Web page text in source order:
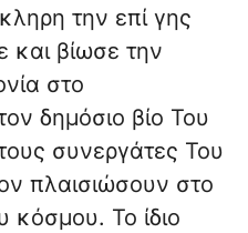
την επί γης
και βίωσε την
στο
δημόσιο βίο Του
συνεργάτες Του
πλαισιώσουν στο
κόσμου. Το ίδιο